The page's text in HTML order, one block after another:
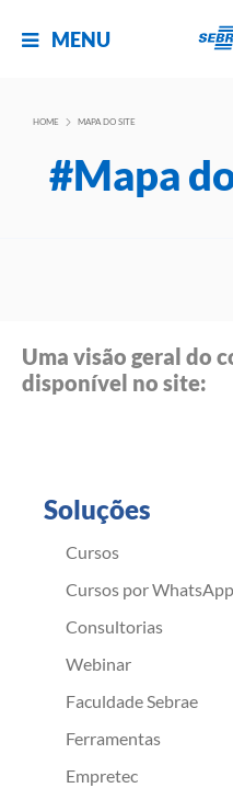
MENU
HOME MAPA DO SITE
#Mapa
Uma visão geral do
disponível no site:
Soluções
Cursos
Cursos por WhatsApp
Consultorias
Webinar
Faculdade Sebrae
Ferramentas
Empretec